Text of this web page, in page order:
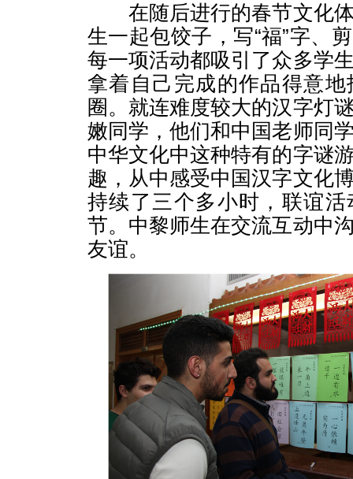
在随后进行的春节文化体
生一起包饺子，写“福”字
每一项活动都吸引了众多学
拿着自己完成的作品得意
圈。就连难度较大的汉字灯
嫩同学，他们和中国老师同
中华文化中这种特有的字谜
趣，从中感受中国汉字文化
持续了三个多小时，联谊
节。中黎师生在交流互动中
友谊。